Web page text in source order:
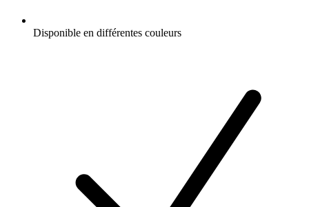
Disponible en différentes couleurs